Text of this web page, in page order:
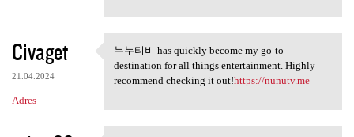
Civaget
21.04.2024
Adres
누누티비 has quickly become my go
누누티비 has quickly become my go-to
destination for all things entertainment. Highly
recommend checking it out!https://nunutv.me